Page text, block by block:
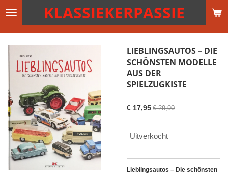
Ga
KLASSIEKERPASSIE
LIEBLINGSAUTOS – DIE
SCHÖNSTEN MODELLE
AUS DER
SPIELZUGKISTE
€ 17,95 € 29,90
Uitverkocht
Lieblingsautos – Die schönsten